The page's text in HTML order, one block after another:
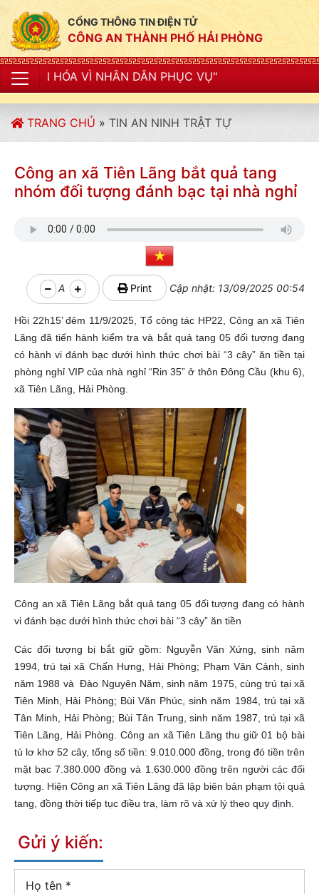
CỔNG THÔNG TIN ĐIỆN TỬ
CÔNG AN THÀNH PHỐ HẢI PHÒNG
DÂN PHỤC VỤ"
TRANG CHỦ » TIN AN NINH TRẬT TỰ
Công an xã Tiên Lãng bắt quả tang
nhóm đối tượng đánh bạc tại nhà nghỉ
A Print Cập nhật: 13/09/2025 00:54
Hồi 22h15’ đêm 11/9/2025, Tổ công tác HP22, Công an xã Tiên
Lãng đã tiến hành kiểm tra và bắt quả tang 05 đối tượng đang
có hành vi đánh bạc dưới hình thức chơi bài “3 cây” ăn tiền tại
phòng nghỉ VIP của nhà nghỉ “Rin 35” ở thôn Đông Cầu (khu 6),
xã Tiên Lãng, Hải Phòng.
Công an xã Tiên Lãng bắt quả tang 05 đối tượng đang có hành
vi đánh bạc dưới hình thức chơi bài “3 cây” ăn tiền
Các đối tượng bị bắt giữ gồm: Nguyễn Văn Xứng, sinh năm
1994, trú tại xã Chấn Hưng, Hải Phòng; Phạm Văn Cảnh, sinh
năm 1988 và Đào Nguyên Năm, sinh năm 1975, cùng trú tại xã
Tiên Minh, Hải Phòng; Bùi Văn Phúc, sinh năm 1984, trú tại xã
Tân Minh, Hải Phòng; Bùi Tân Trung, sinh năm 1987, trú tại xã
Tiên Lãng, Hải Phòng. Công an xã Tiên Lãng thu giữ 01 bộ bài
tú lơ khơ 52 cây, tổng số tiền: 9.010.000 đồng, trong đó tiền trên
mặt bạc 7.380.000 đồng và 1.630.000 đồng trên người các đối
tượng. Hiện Công an xã Tiên Lãng đã lập biên bản phạm tội quả
tang, đồng thời tiếp tục điều tra, làm rõ và xử lý theo quy định.
Gửi ý kiến:
Họ tên *